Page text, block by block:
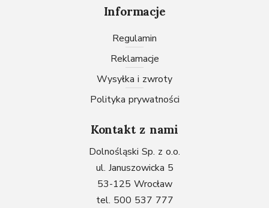
Informacje
Regulamin
Reklamacje
Wysyłka i zwroty
Polityka prywatności
Kontakt z nami
Dolnośląski Sp. z o.o.
ul. Januszowicka 5
53-125 Wrocław
tel. 500 537 777